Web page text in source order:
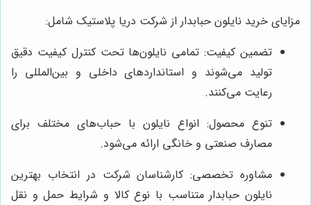
مزایای خرید نایلون حبابدار از شرکت دریا پلاستیک شامل:
تضمین کیفیت: تمامی نایلون‌ها تحت کنترل کیفیت دقیق
تولید می‌شوند و استانداردهای داخلی و بین‌المللی را
رعایت می‌کنند.
تنوع محصول: انواع نایلون با حباب‌های مختلف برای
مصارف صنعتی و خانگی ارائه می‌شود.
مشاوره تخصصی: کارشناسان شرکت در انتخاب بهترین
نایلون حبابدار متناسب با نوع کالا و شرایط حمل و نقل